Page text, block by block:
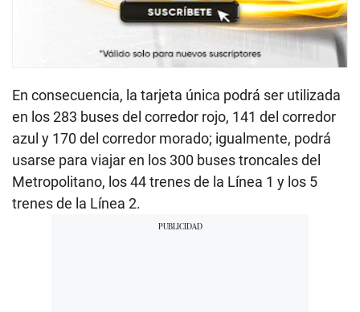
En consecuencia, la tarjeta única podrá ser utilizada
en los 283 buses del corredor rojo, 141 del corredor
azul y 170 del corredor morado; igualmente, podrá
usarse para viajar en los 300 buses troncales del
Metropolitano, los 44 trenes de la Línea 1 y los 5
trenes de la Línea 2.